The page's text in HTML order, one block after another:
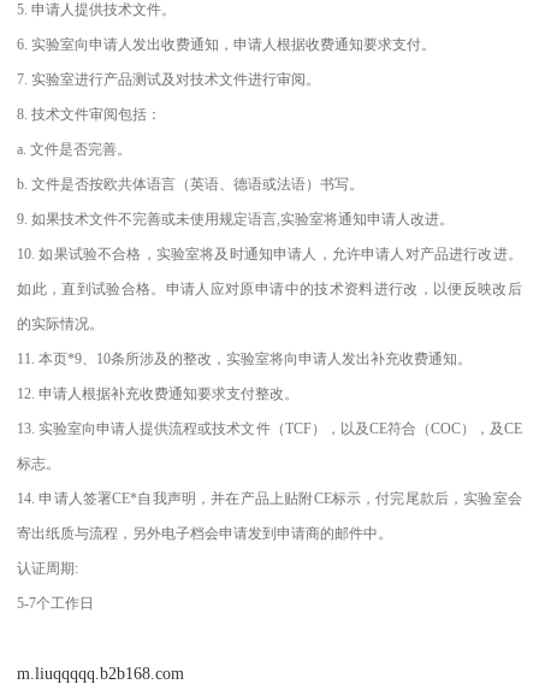
5. 申请人提供技术文件。
6. 实验室向申请人发出收费通知，申请人根据收费通知要求支付。
7. 实验室进行产品测试及对技术文件进行审阅。
8. 技术文件审阅包括：
a. 文件是否完善。
b. 文件是否按欧共体语言（英语、德语或法语）书写。
9. 如果技术文件不完善或未使用规定语言,实验室将通知申请人改进。
10. 如果试验不合格，实验室将及时通知申请人，允许申请人对产品进行改进。
如此，直到试验合格。申请人应对原申请中的技术资料进行改，以便反映改后
的实际情况。
11. 本页*9、10条所涉及的整改，实验室将向申请人发出补充收费通知。
12. 申请人根据补充收费通知要求支付整改。
13. 实验室向申请人提供流程或技术文件（TCF），以及CE符合（COC），及CE
标志。
14. 申请人签署CE*自我声明，并在产品上贴附CE标示，付完尾款后，实验室会
寄出纸质与流程，另外电子档会申请发到申请商的邮件中。
认证周期:
5-7个工作日
m.liuqqqqq.b2b168.com